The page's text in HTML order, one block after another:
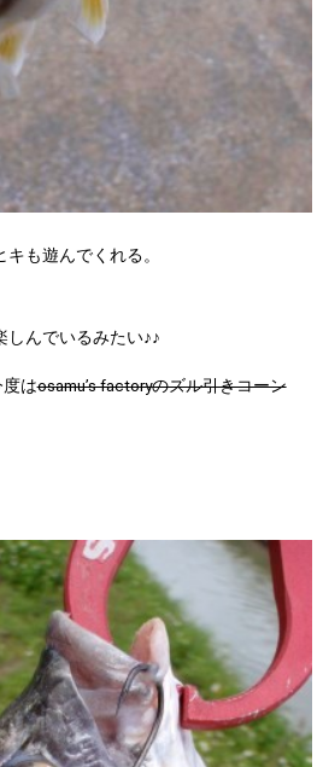
キも遊んでくれる。
しんでいるみたい♪♪
はosamu’s factoryのズル引きコーン